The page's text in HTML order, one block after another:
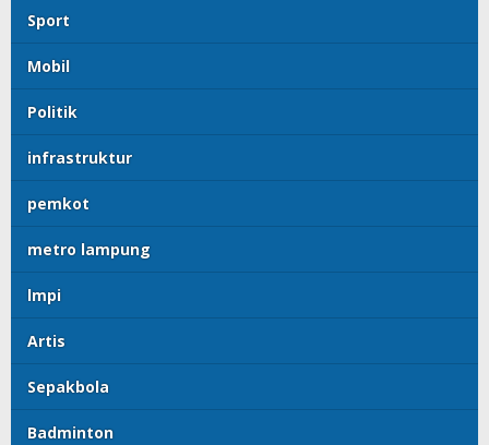
Sport
Mobil
Politik
infrastruktur
pemkot
metro lampung
lmpi
Artis
Sepakbola
Badminton